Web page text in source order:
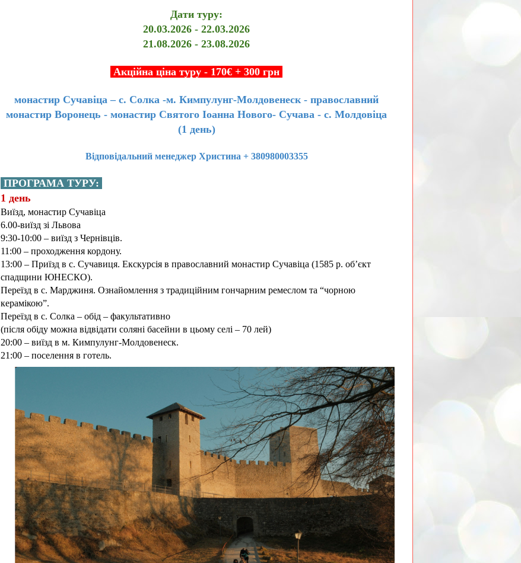
Дати туру:
20.03.2026 - 22.03.2026
21.08.2026 - 23.08.2026
Акційна ціна туру - 170€ + 300 грн
монастир Сучавіца – с. Солка -м. Кимпулунг-Молдовенеск - православний
монастир Воронець - монастир Святого Іоанна Нового- Сучава - с. Молдовіца
(1 день)
Відповідальний менеджер Христина + 380980003355
ПРОГРАМА ТУРУ:
1 день
Виїзд, монастир Сучавіца
6.00-виїзд зі Львова
9:30-10:00 – виїзд з Чернівців.
11:00 – проходження кордону.
13:00 – Приїзд в с. Сучавиця. Екскурсія в православний монастир Сучавіца (1585 р. об’єкт
спадщини ЮНЕСКО).
Переїзд в с. Марджиня. Ознайомлення з традиційним гончарним ремеслом та “чорною
керамікою”.
Переїзд в с. Солка – обід – факультативно
(після обіду можна відвідати соляні басейни в цьому селі – 70 лей)
20:00 – виїзд в м. Кимпулунг-Молдовенеск.
21:00 – поселення в готель.